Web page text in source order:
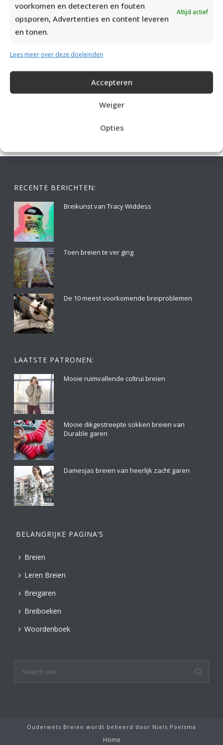
voorkomen en detecteren en fouten
opsporen, Advertenties en content leveren
en tonen.
Altijd actief
Lees meer over deze doeleinden
Accepteren
Weiger
Opties
RECENTE BERICHTEN:
Breikunst van Tracy Widdess
Toen breien te ver ging
De 10 meest voorkomende breiproblemen
LAATSTE PATRONEN:
Mooie ruimvallende coltrui breien
Mooie dikgestreepte sokken breien van
Durable garen
Damesjas breien van heerlijk zacht garen
BELANGRIJKE PAGINA’S
Breien
Leren Breien
Breigaren
Breiboeken
Woordenboek
Ouderwets Breien wordt beheerd door Niels Poelsma
Home